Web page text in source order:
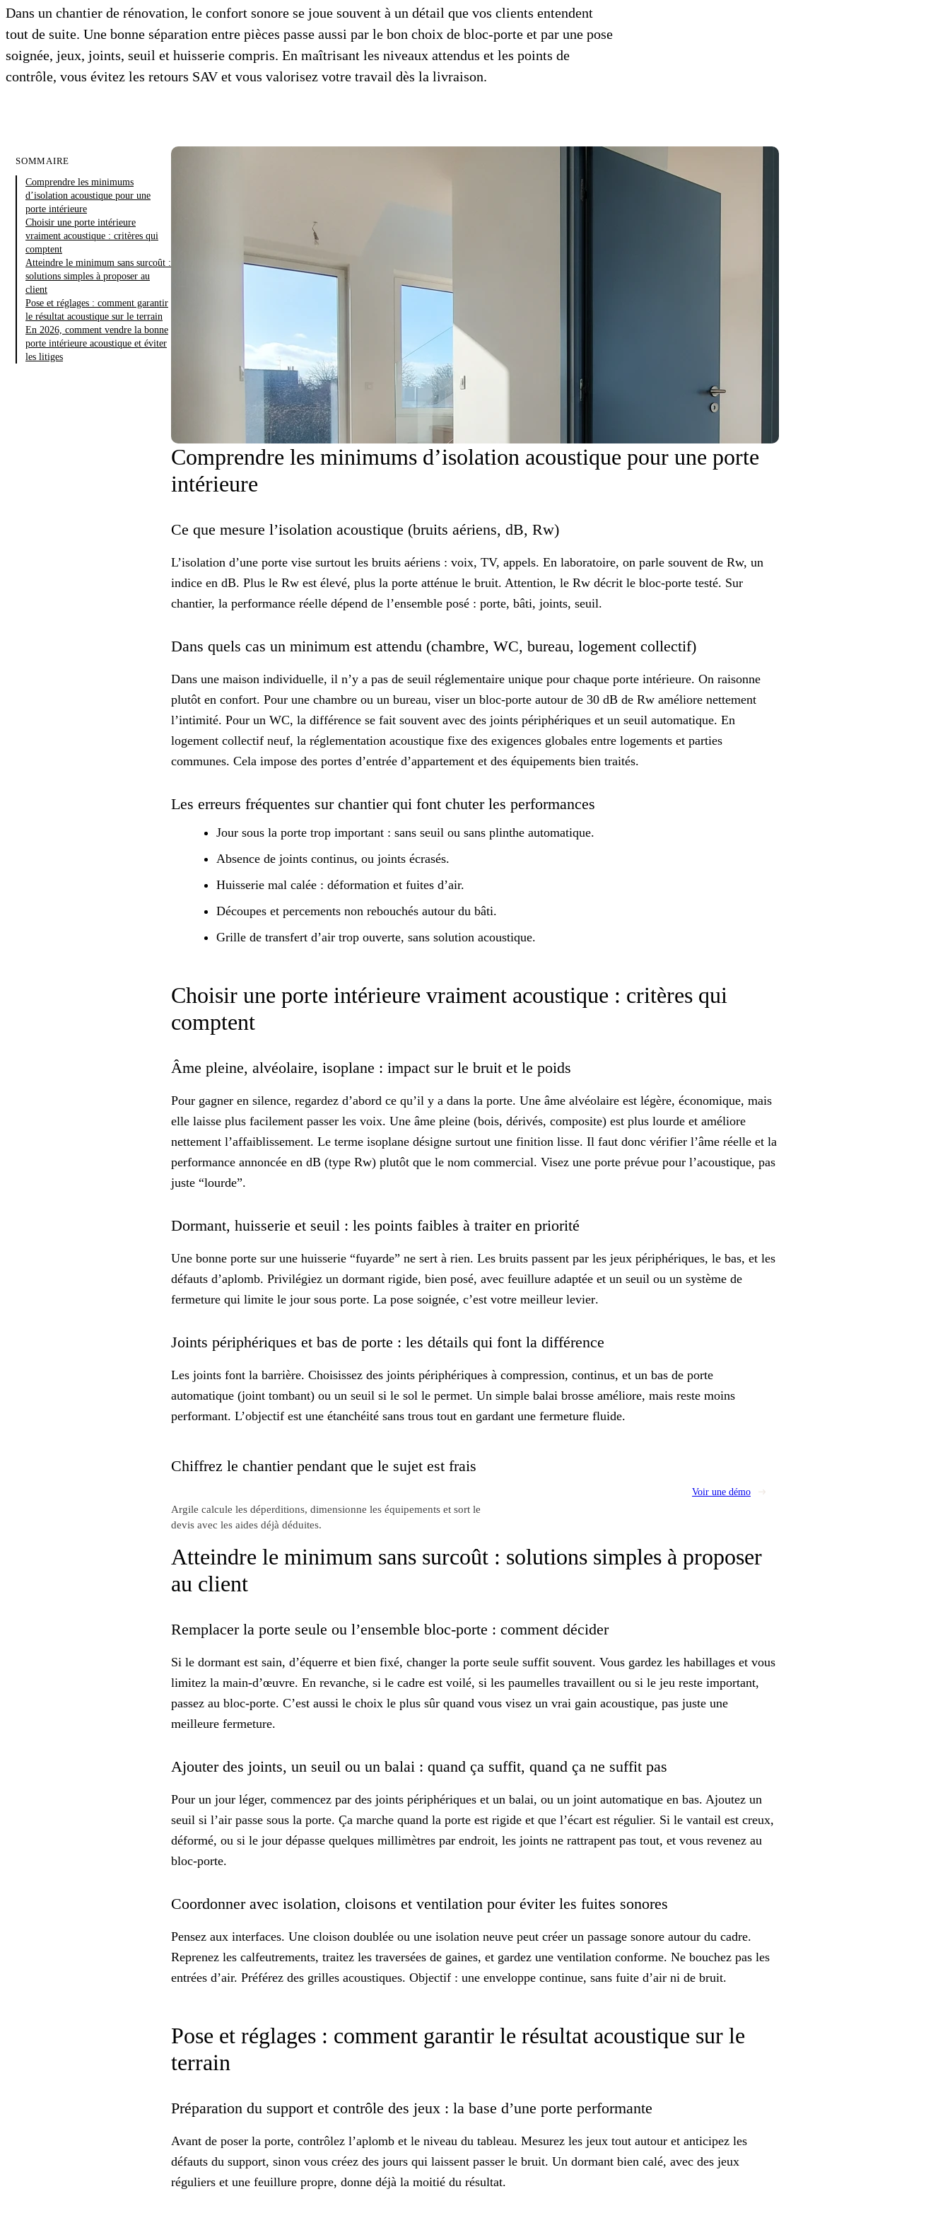
Dans un chantier de rénovation, le confort sonore se joue souvent à un détail que vos clients entendent
tout de suite. Une bonne séparation entre pièces passe aussi par le bon choix de bloc-porte et par une pose
soignée, jeux, joints, seuil et huisserie compris. En maîtrisant les niveaux attendus et les points de
contrôle, vous évitez les retours SAV et vous valorisez votre travail dès la livraison.
SOMMAIRE
Comprendre les minimums
d’isolation acoustique pour une
porte intérieure
Choisir une porte intérieure
vraiment acoustique : critères qui
comptent
Atteindre le minimum sans surcoût :
solutions simples à proposer au
client
Pose et réglages : comment garantir
le résultat acoustique sur le terrain
En 2026, comment vendre la bonne
porte intérieure acoustique et éviter
les litiges
Comprendre les minimums d’isolation acoustique pour une porte
intérieure
Ce que mesure l’isolation acoustique (bruits aériens, dB, Rw)
L’isolation d’une porte vise surtout les bruits aériens : voix, TV, appels. En laboratoire, on parle souvent de Rw, un
indice en dB. Plus le Rw est élevé, plus la porte atténue le bruit. Attention, le Rw décrit le bloc-porte testé. Sur
chantier, la performance réelle dépend de l’ensemble posé : porte, bâti, joints, seuil.
Dans quels cas un minimum est attendu (chambre, WC, bureau, logement collectif)
Dans une maison individuelle, il n’y a pas de seuil réglementaire unique pour chaque porte intérieure. On raisonne
plutôt en confort. Pour une chambre ou un bureau, viser un bloc-porte autour de 30 dB de Rw améliore nettement
l’intimité. Pour un WC, la différence se fait souvent avec des joints périphériques et un seuil automatique. En
logement collectif neuf, la réglementation acoustique fixe des exigences globales entre logements et parties
communes. Cela impose des portes d’entrée d’appartement et des équipements bien traités.
Les erreurs fréquentes sur chantier qui font chuter les performances
Jour sous la porte trop important : sans seuil ou sans plinthe automatique.
Absence de joints continus, ou joints écrasés.
Huisserie mal calée : déformation et fuites d’air.
Découpes et percements non rebouchés autour du bâti.
Grille de transfert d’air trop ouverte, sans solution acoustique.
Choisir une porte intérieure vraiment acoustique : critères qui
comptent
Âme pleine, alvéolaire, isoplane : impact sur le bruit et le poids
Pour gagner en silence, regardez d’abord ce qu’il y a dans la porte. Une âme alvéolaire est légère, économique, mais
elle laisse plus facilement passer les voix. Une âme pleine (bois, dérivés, composite) est plus lourde et améliore
nettement l’affaiblissement. Le terme isoplane désigne surtout une finition lisse. Il faut donc vérifier l’âme réelle et la
performance annoncée en dB (type Rw) plutôt que le nom commercial. Visez une porte prévue pour l’acoustique, pas
juste “lourde”.
Dormant, huisserie et seuil : les points faibles à traiter en priorité
Une bonne porte sur une huisserie “fuyarde” ne sert à rien. Les bruits passent par les jeux périphériques, le bas, et les
défauts d’aplomb. Privilégiez un dormant rigide, bien posé, avec feuillure adaptée et un seuil ou un système de
fermeture qui limite le jour sous porte. La pose soignée, c’est votre meilleur levier.
Joints périphériques et bas de porte : les détails qui font la différence
Les joints font la barrière. Choisissez des joints périphériques à compression, continus, et un bas de porte
automatique (joint tombant) ou un seuil si le sol le permet. Un simple balai brosse améliore, mais reste moins
performant. L’objectif est une étanchéité sans trous tout en gardant une fermeture fluide.
Chiffrez le chantier pendant que le sujet est frais
Argile calcule les déperditions, dimensionne les équipements et sort le
devis avec les aides déjà déduites.
Voir une démo
Atteindre le minimum sans surcoût : solutions simples à proposer
au client
Remplacer la porte seule ou l’ensemble bloc-porte : comment décider
Si le dormant est sain, d’équerre et bien fixé, changer la porte seule suffit souvent. Vous gardez les habillages et vous
limitez la main-d’œuvre. En revanche, si le cadre est voilé, si les paumelles travaillent ou si le jeu reste important,
passez au bloc-porte. C’est aussi le choix le plus sûr quand vous visez un vrai gain acoustique, pas juste une
meilleure fermeture.
Ajouter des joints, un seuil ou un balai : quand ça suffit, quand ça ne suffit pas
Pour un jour léger, commencez par des joints périphériques et un balai, ou un joint automatique en bas. Ajoutez un
seuil si l’air passe sous la porte. Ça marche quand la porte est rigide et que l’écart est régulier. Si le vantail est creux,
déformé, ou si le jour dépasse quelques millimètres par endroit, les joints ne rattrapent pas tout, et vous revenez au
bloc-porte.
Coordonner avec isolation, cloisons et ventilation pour éviter les fuites sonores
Pensez aux interfaces. Une cloison doublée ou une isolation neuve peut créer un passage sonore autour du cadre.
Reprenez les calfeutrements, traitez les traversées de gaines, et gardez une ventilation conforme. Ne bouchez pas les
entrées d’air. Préférez des grilles acoustiques. Objectif : une enveloppe continue, sans fuite d’air ni de bruit.
Pose et réglages : comment garantir le résultat acoustique sur le
terrain
Préparation du support et contrôle des jeux : la base d’une porte performante
Avant de poser la porte, contrôlez l’aplomb et le niveau du tableau. Mesurez les jeux tout autour et anticipez les
défauts du support, sinon vous créez des jours qui laissent passer le bruit. Un dormant bien calé, avec des jeux
réguliers et une feuillure propre, donne déjà la moitié du résultat.